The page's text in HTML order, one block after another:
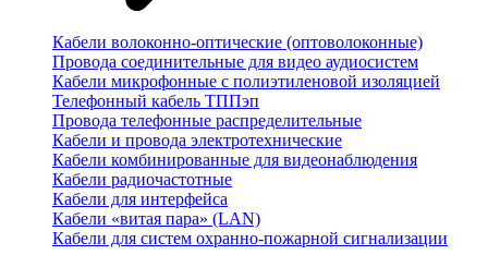
Кабели волоконно-оптические (оптоволоконные)
Провода соединительные для видео аудиосистем
Кабели микрофонные с полиэтиленовой изоляцией
Телефонный кабель ТППэп
Провода телефонные распределительные
Кабели и провода электротехнические
Кабели комбинированные для видеонаблюдения
Кабели радиочастотные
Кабели для интерфейса
Кабели «витая пара» (LAN)
Кабели для систем охранно-пожарной сигнализации